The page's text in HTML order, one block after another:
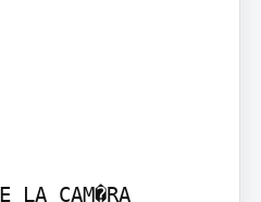
LA CAM�RA